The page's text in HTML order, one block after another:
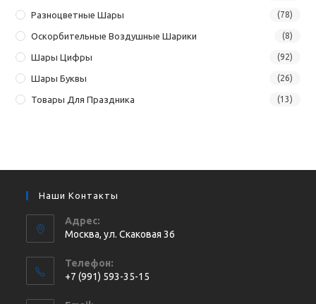
Разноцветные Шары (78)
Оскорбительные Воздушные Шарики (8)
Шары Цифры (92)
Шары Буквы (26)
Товары Для Праздника (13)
Наши Контакты
Адрес:
Москва, ул. Cкаковая 36
Телефон:
+7 (991) 593-35-15